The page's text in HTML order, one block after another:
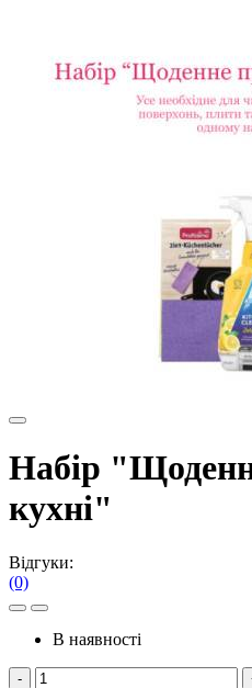
Набір
кухні"
Відгуки:
(0)
В наявності
-